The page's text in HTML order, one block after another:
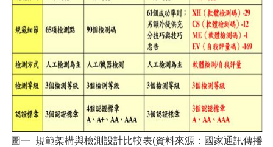
務
務
專
題
報
導
技
術
論
圖一 規範架構與檢測設計比較表(資料來源：國家通訊傳播